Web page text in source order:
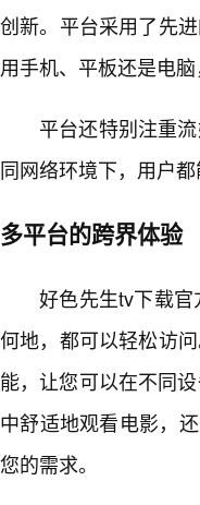
创新。平台采用了先
用手机、平板还是电
平台还特别注重
同网络环境下，用户
多平台的跨界体验
好色先生tv下载
何地，都可以轻松访
能，让您可以在不同
中舒适地观看电影，
您的需求。